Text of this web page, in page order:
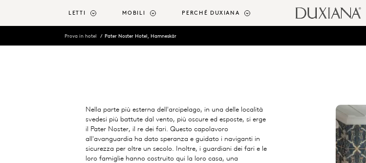
LETTI MOBILI PERCHÉ DUXIANA
Prova in hotel Pater Noster Hotel, Hamneskär
Nella parte più esterna dell'arcipelago, in una delle località
svedesi più battute dal vento, più oscure ed esposte, si erge
il Pater Noster, il re dei fari. Questo capolavoro
all'avanguardia ha dato speranza e guidato i naviganti in
sicurezza per oltre un secolo. Inoltre, i guardiani dei fari e le
loro famiglie hanno costruito qui la loro casa, una